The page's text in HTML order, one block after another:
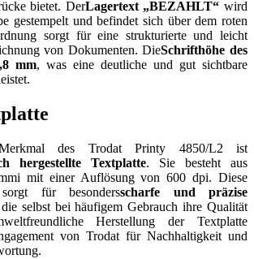
bietet. DerLagertext „BEZAHLT“ wird
gestempelt und befindet sich über dem roten
sorgt für eine strukturierte und leicht
von Dokumenten. DieSchrifthöhe des
mm, was eine deutliche und gut sichtbare
des Trodat Printy 4850/L2 ist
hergestellte Textplatte. Sie besteht aus
mit einer Auflösung von 600 dpi. Diese
für besondersscharfe und präzise
selbst bei häufigem Gebrauch ihre Qualität
Herstellung der Textplatte
von Trodat für Nachhaltigkeit und